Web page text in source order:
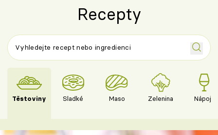
Recepty
Těstoviny Sladké Maso Zelenina Nápoje